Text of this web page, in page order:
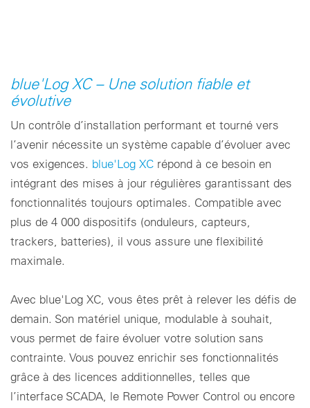
blue'Log XC – Une solution fiable et
évolutive
Un contrôle d’installation performant et tourné vers
l’avenir nécessite un système capable d’évoluer avec
vos exigences. blue'Log XC répond à ce besoin en
intégrant des mises à jour régulières garantissant des
fonctionnalités toujours optimales. Compatible avec
plus de 4 000 dispositifs (onduleurs, capteurs,
trackers, batteries), il vous assure une flexibilité
maximale.
Avec blue'Log XC, vous êtes prêt à relever les défis de
demain. Son matériel unique, modulable à souhait,
vous permet de faire évoluer votre solution sans
contrainte. Vous pouvez enrichir ses fonctionnalités
grâce à des licences additionnelles, telles que
l’interface SCADA, le Remote Power Control ou encore